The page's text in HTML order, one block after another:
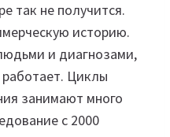
так не получится.
историю.
и диагнозами,
Циклы
занимают много
с 2000